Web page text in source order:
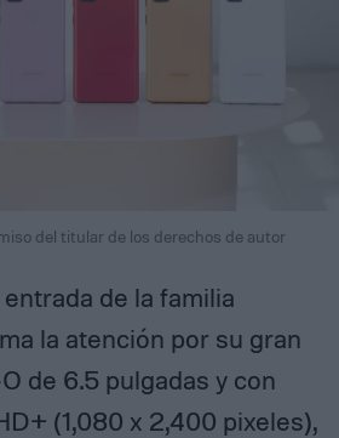
del titular de los derechos de autor
de la familia
la atención por su gran
de 6.5 pulgadas y con
(1,080 x 2,400 pixeles),